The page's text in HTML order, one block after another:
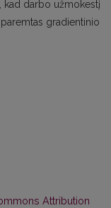
darbo užmokestį
gradientinio
Attribution